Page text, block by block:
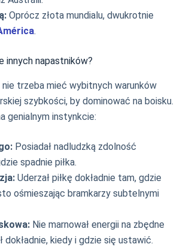
Oprócz złota mundialu, dwukrotnie
.
innych napastników?
nie trzeba mieć wybitnych warunków
szybkości, by dominować na boisku.
genialnym instynkcie:
Posiadał nadludzką zdolność
spadnie piłka.
Uderzał piłkę dokładnie tam, gdzie
ośmieszając bramkarzy subtelnymi
Nie marnował energii na zbędne
dokładnie, kiedy i gdzie się ustawić.